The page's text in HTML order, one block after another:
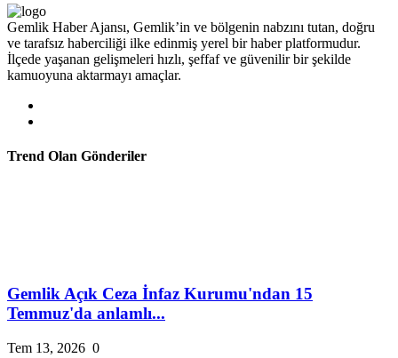
Gemlik Haber Ajansı, Gemlik’in ve bölgenin nabzını tutan, doğru
ve tarafsız haberciliği ilke edinmiş yerel bir haber platformudur.
İlçede yaşanan gelişmeleri hızlı, şeffaf ve güvenilir bir şekilde
kamuoyuna aktarmayı amaçlar.
Trend Olan Gönderiler
Gemlik Açık Ceza İnfaz Kurumu'ndan 15
Temmuz'da anlamlı...
Tem 13, 2026 0